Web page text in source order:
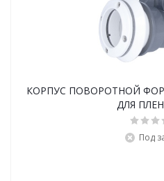
КОРПУС ПОВОРОТНОЙ
ДЛЯ
Под